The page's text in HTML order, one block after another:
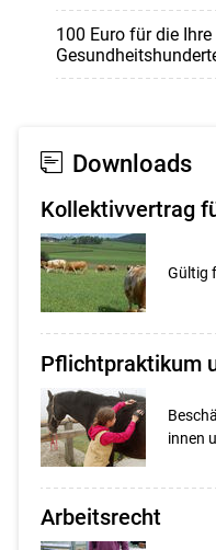
100 Euro für die
Downloads
Kollektivvertrag
Gültig
Pflichtpraktikum
innen
Arbeitsrecht